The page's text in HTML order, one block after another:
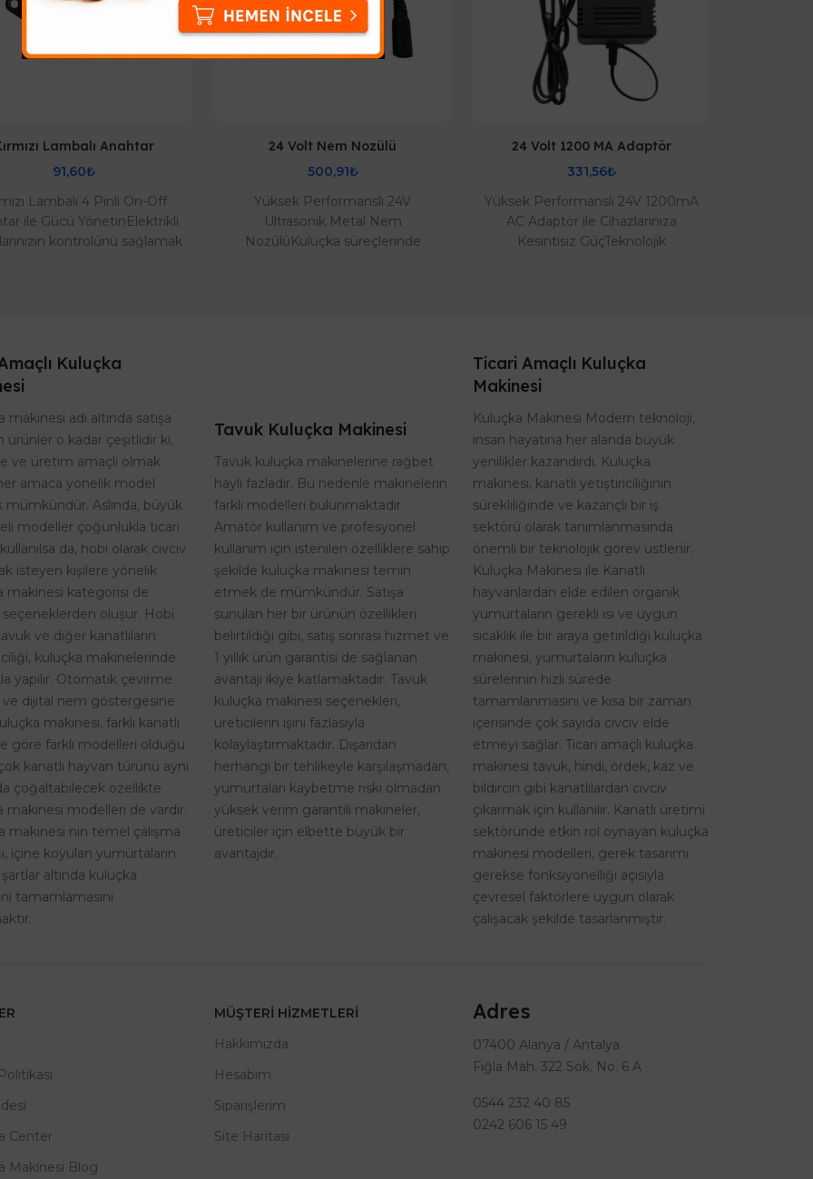
Lambalı Anahtar
91,60₺
Lambalı 4 Pinli On-Off
ile Gücü YönetinElektrikli
kontrolünü sağlamak
24 Volt Nem Nozülü
500,91₺
Yüksek Performanslı 24V
Ultrasonik Metal Nem
NozülüKuluçka süreçlerinde
24 Volt 1200 MA Adaptör
331,56₺
Yüksek Performanslı 24V 1200mA
AC Adaptör ile Cihazlarınıza
Kesintisiz GüçTeknolojik
Kuluçka
makinesi adı altında satışa
ürünler o kadar çeşitlidir ki,
ve üretim amaçlı olmak
amaca yönelik model
mümkündür. Aslında, büyük
modeller çoğunlukla ticari
da, hobi olarak civciv
isteyen kişilere yönelik
makinesi kategorisi de
oluşur. Hobi
ve diğer kanatlıların
kuluçka makinelerinde
yapılır. Otomatik çevirme
ve dijital nem göstergesine
makinesi, farklı kanatlı
göre farklı modelleri olduğu
kanatlı hayvan türünü aynı
çoğaltabilecek özellikte
makinesi modelleri de vardır.
makinesi nin temel çalışma
içine koyulan yumurtaların
altında kuluçka
tamamlamasını
Tavuk Kuluçka Makinesi
Tavuk kuluçka makinelerine rağbet
hayli fazladır. Bu nedenle makinelerin
farklı modelleri bulunmaktadır.
Amatör kullanım ve profesyonel
kullanım için istenilen özelliklere sahip
şekilde kuluçka makinesi temin
etmek de mümkündür. Satışa
sunulan her bir ürünün özellikleri
belirtildiği gibi, satış sonrası hizmet ve
1 yıllık ürün garantisi de sağlanan
avantajı ikiye katlamaktadır. Tavuk
kuluçka makinesi seçenekleri,
üreticilerin işini fazlasıyla
kolaylaştırmaktadır. Dışarıdan
herhangi bir tehlikeyle karşılaşmadan,
yumurtaları kaybetme riski olmadan
yüksek verim garantili makineler,
üreticiler için elbette büyük bir
avantajdır.
Ticari Amaçlı Kuluçka
Makinesi
Kuluçka Makinesi Modern teknoloji,
insan hayatına her alanda büyük
yenilikler kazandırdı. Kuluçka
makinesi, kanatlı yetiştiriciliğinin
sürekliliğinde ve kazançlı bir iş
sektörü olarak tanımlanmasında
önemli bir teknolojik görev üstlenir.
Kuluçka Makinesi ile Kanatlı
hayvanlardan elde edilen organik
yumurtaların gerekli ısı ve uygun
sıcaklık ile bir araya getirildiği kuluçka
makinesi, yumurtaların kuluçka
sürelerinin hızlı sürede
tamamlanmasını ve kısa bir zaman
içerisinde çok sayıda civciv elde
etmeyi sağlar. Ticari amaçlı kuluçka
makinesi tavuk, hindi, ördek, kaz ve
bıldırcın gibi kanatlılardan civciv
çıkarmak için kullanılır. Kanatlı üretimi
sektöründe etkin rol oynayan kuluçka
makinesi modelleri, gerek tasarımı
gerekse fonksiyonelliği açısıyla
çevresel faktörlere uygun olarak
çalışacak şekilde tasarlanmıştır.
Center
Makinesi Blog
MÜŞTERI HIZMETLERI
Hakkımızda
Hesabım
Siparişlerim
Site Haritası
Adres
07400 Alanya / Antalya
Fığla Mah. 322 Sok. No. 6 A
0544 232 40 85
0242 606 15 49